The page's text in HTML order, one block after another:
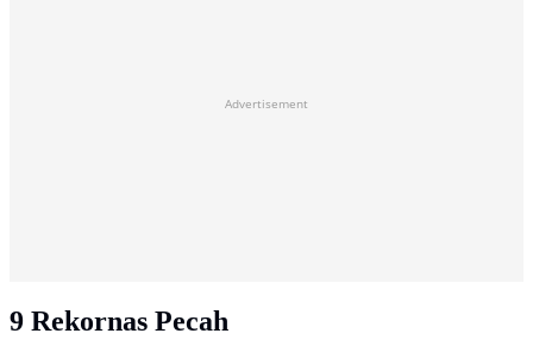
Advertisement
9 Rekornas Pecah